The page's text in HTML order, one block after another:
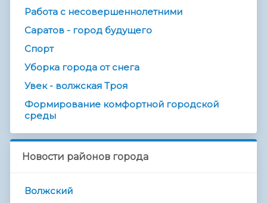
Работа с несовершеннолетними
Саратов - город будущего
Спорт
Уборка города от снега
Увек - волжская Троя
Формирование комфортной городской
среды
Новости районов города
Волжский